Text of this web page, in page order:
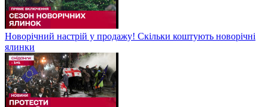
Новорічний настрій у продажу! Скільки коштують новорічні
ялинки